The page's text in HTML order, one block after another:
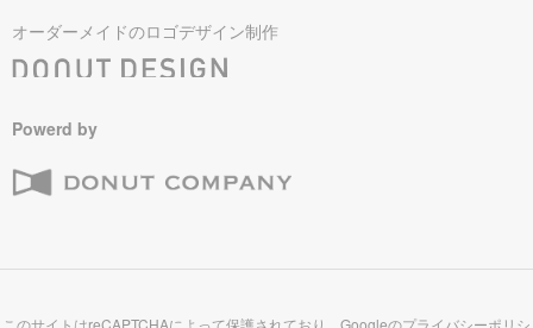
オーダーメイドのロゴデザイン制作
Powerd by
このサイトはreCAPTCHAによって保護されており、Googleのプライバシーポリシ